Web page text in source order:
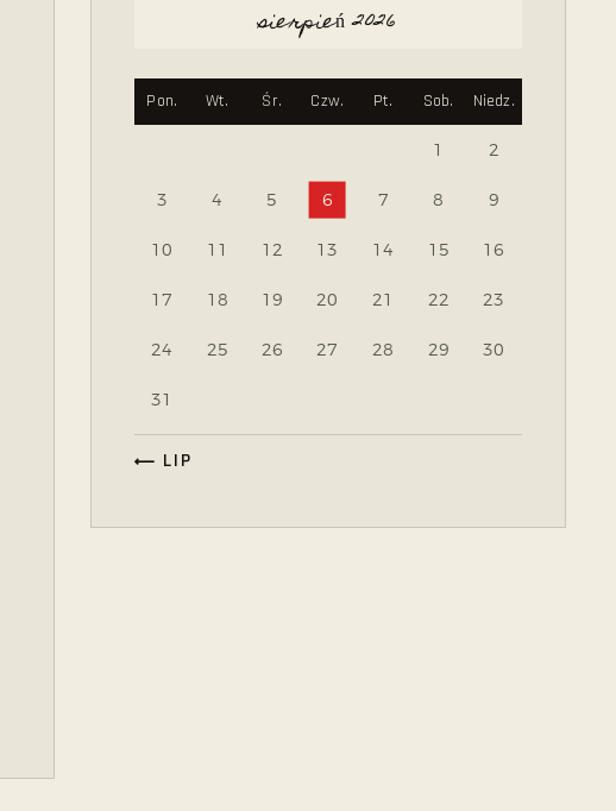
sierpień 2026
Pon. Wt. Śr. Czw. Pt. Sob. Niedz.
1 2
3 4 5 6 7 8 9
10 11 12 13 14 15 16
17 18 19 20 21 22 23
24 25 26 27 28 29 30
31
« LIP